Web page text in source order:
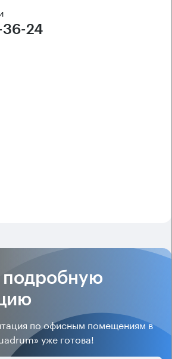
36-24
подробную
по офисным помещениям в
уже готова!